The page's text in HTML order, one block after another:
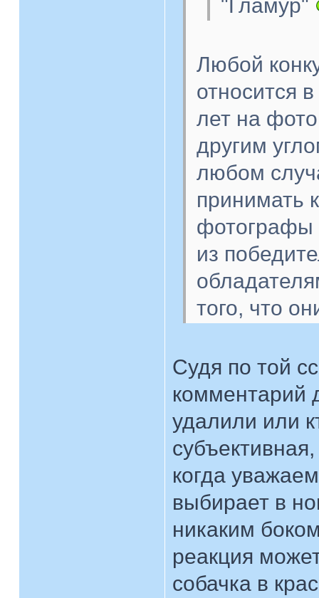
"Гламур"
Любой
относится
лет на
другим
любом
принимать
фотографы
из
того, что
Судя по той
комментарий
удалили или
когда
выбирает в
никаким
реакция
собачка в